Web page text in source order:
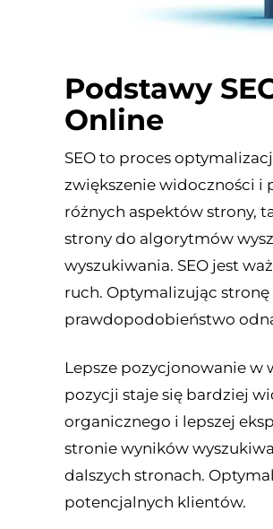
Podstawy
Online
SEO to proces
zwiększenie widoczności i
różnych aspektów strony,
strony do algorytmów
wyszukiwania. SEO jest
ruch. Optymalizując
prawdopodobieństwo
Lepsze pozycjonowanie w
pozycji staje się bardziej
organicznego i lepszej
stronie wyników
dalszych stronach.
potencjalnych klientów​​.